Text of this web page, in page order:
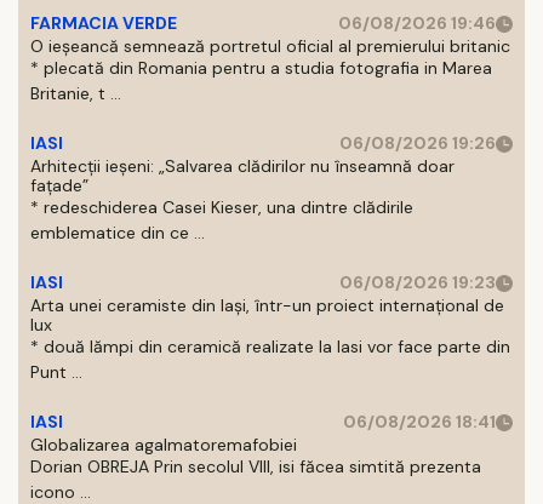
FARMACIA VERDE
06/08/2026 19:46
O ieșeancă semnează portretul oficial al premierului britanic
* plecată din Romania pentru a studia fotografia in Marea
Britanie, t ...
IASI
06/08/2026 19:26
Arhitecții ieșeni: „Salvarea clădirilor nu înseamnă doar
fațade”
* redeschiderea Casei Kieser, una dintre clădirile
emblematice din ce ...
IASI
06/08/2026 19:23
Arta unei ceramiste din Iași, într-un proiect internațional de
lux
* două lămpi din ceramică realizate la Iasi vor face parte din
Punt ...
IASI
06/08/2026 18:41
Globalizarea agalmatoremafobiei
Dorian OBREJA Prin secolul VIII, isi făcea simtită prezenta
icono ...